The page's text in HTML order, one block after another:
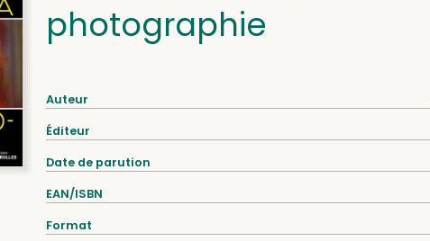
photographie
Auteur
Éditeur
Date de parution
EAN/ISBN
Format